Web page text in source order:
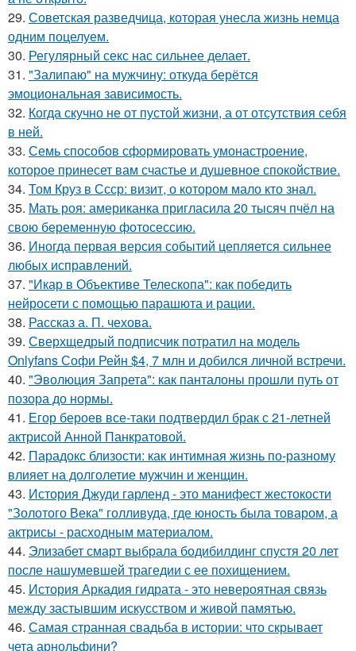
29. Советская разведчица, которая унесла жизнь немца
одним поцелуем.
30. Регулярный секс нас сильнее делает.
31. "Залипаю" на мужчину: откуда берётся
эмоциональная зависимость.
32. Когда скучно не от пустой жизни, а от отсутствия себя
в ней.
33. Семь способов сформировать умонастроение,
которое принесет вам счастье и душевное спокойствие.
34. Том Круз в Ссср: визит, о котором мало кто знал.
35. Мать роя: американка пригласила 20 тысяч пчёл на
свою беременную фотосессию.
36. Иногда первая версия событий цепляется сильнее
любых исправлений.
37. "Икар в Объективе Телескопа": как победить
нейросети с помощью парашюта и рации.
38. Рассказ а. П. чехова.
39. Сверхщедрый подписчик потратил на модель
Onlyfans Софи Рейн $4, 7 млн и добился личной встречи.
40. "Эволюция Запрета": как панталоны прошли путь от
позора до нормы.
41. Егор бероев все-таки подтвердил брак с 21-летней
актрисой Анной Панкратовой.
42. Парадокс близости: как интимная жизнь по-разному
влияет на долголетие мужчин и женщин.
43. История Джуди гарленд - это манифест жестокости
"Золотого Века" голливуда, где юность была товаром, а
актрисы - расходным материалом.
44. Элизабет смарт выбрала бодибилдинг спустя 20 лет
после нашумевшей трагедии с ее похищением.
45. История Аркадия гидрата - это невероятная связь
между застывшим искусством и живой памятью.
46. Самая странная свадьба в истории: что скрывает
чета арнольфини?